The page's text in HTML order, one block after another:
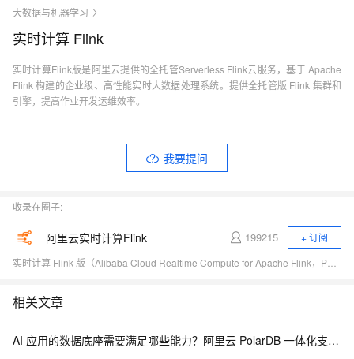
大数据与机器学习
实时计算 Flink
实时计算Flink版是阿里云提供的全托管Serverless Flink云服务，基于 Apache
Flink 构建的企业级、高性能实时大数据处理系统。提供全托管版 Flink 集群和
引擎，提高作业开发运维效率。
我要提问
收录在圈子:
阿里云实时计算Flink 199215
+ 订阅
相关文章
AI 应用的数据底座需要满足哪些能力？阿里云 PolarDB 一体化支撑大模型 RAG 全解析